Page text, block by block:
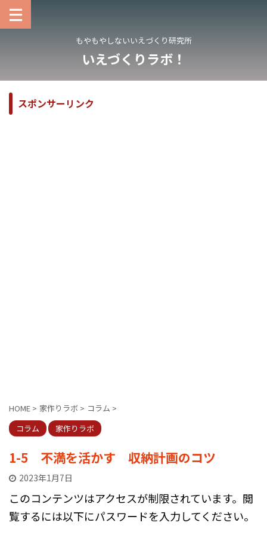
もやもやしないいえづくり研究所
いえづくりラボ！
スポンサーリンク
HOME > 家作りラボ > コラム >
コラム
家作りラボ
1-5 不満を活かす 収納計画のコツ
2023年1月7日
このコンテンツはアクセスが制限されています。閲
覧するには以下にパスワードを入力してください。